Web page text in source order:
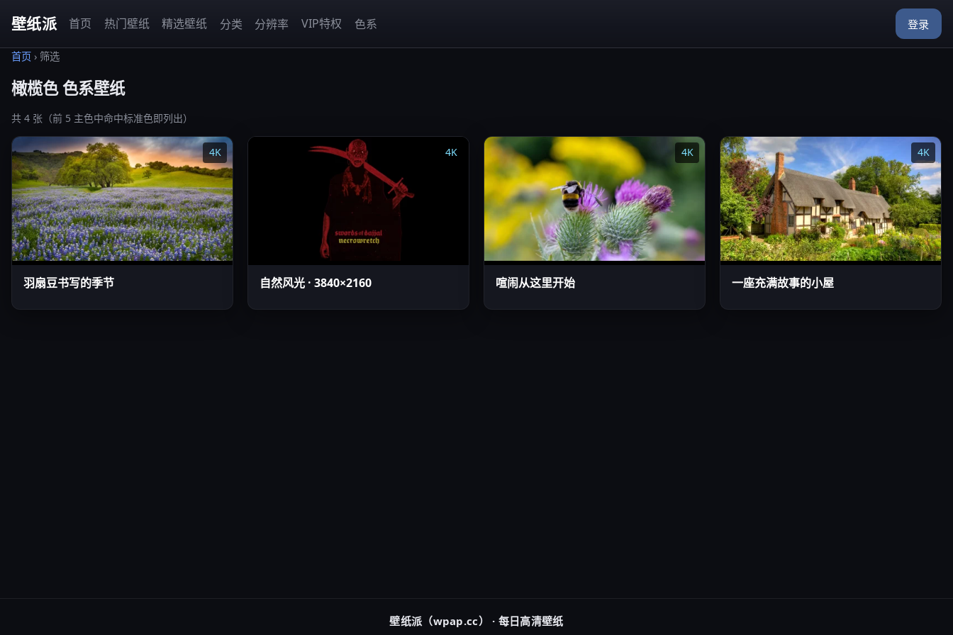
壁纸派 首页 热门壁纸 精选壁纸 分类 分辨率 VIP特权 色系 登录
首页 › 筛选
橄榄色 色系壁纸
共 4 张（前 5 主色中命中标准色即列出）
4K
羽扇豆书写的季节
4K
自然风光 · 3840×2160
4K
喧闹从这里开始
4K
一座充满故事的小屋
壁纸派（wpap.cc） · 每日高清壁纸